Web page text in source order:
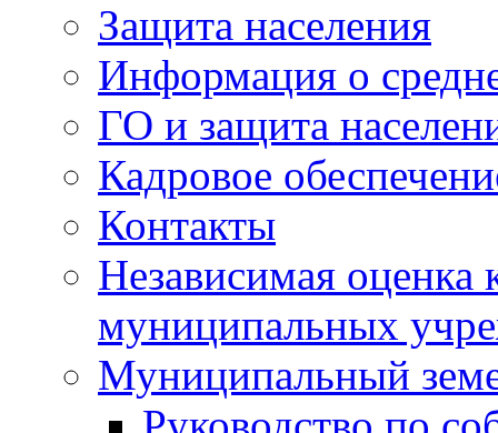
Защита населения
Информация о
ГО и защита
Кадровое
Контакты
Независимая оценка
муниципальных
Муниципальный